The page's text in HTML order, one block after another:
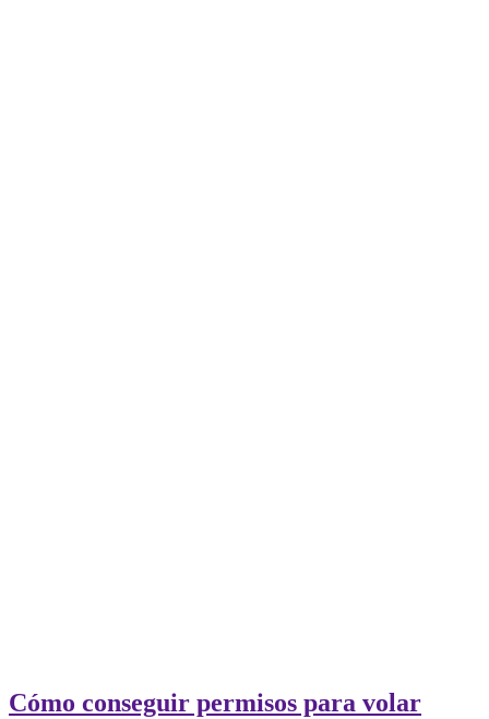
Cómo conseguir permisos para volar